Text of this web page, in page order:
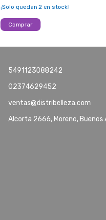
¡Solo quedan 2 en stock!
5491123088242
02374629452
ventas@distribelleza.com
Alcorta 2666, Moreno, Buenos